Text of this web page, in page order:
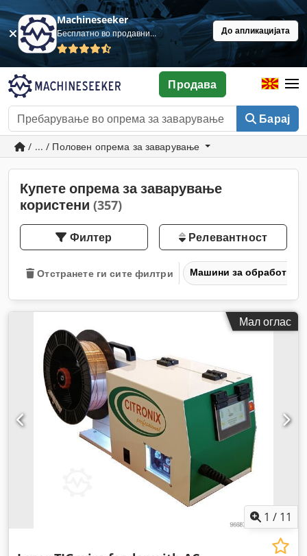
Machineseeker
Бесплатно во продавница До апликацијата
Барај
Продава
/ ... / Половен опрема за заварување
Купете опрема за заварување
користени (357)
Филтер Релевантност
Отстранете ги сите филтри Машини за обработка
Мал оглас
1 / 11